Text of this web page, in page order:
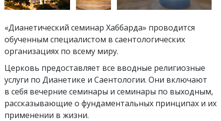
«Дианетический семинар Хаббарда» проводится
обученным специалистом в саентологических
организациях по всему миру.
Церковь предоставляет все вводные религиозные
услуги по Дианетике и Саентологии. Они включают
в себя вечерние семинары и семинары по выходным,
рассказывающие о фундаментальных принципах и их
применении в жизни.